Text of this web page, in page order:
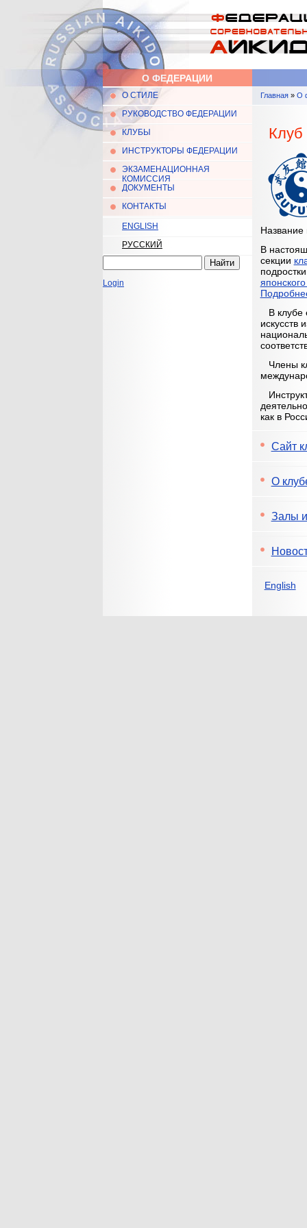
Главное меню
О ФЕДЕРАЦИИ
О СТИЛЕ
РУКОВОДСТВО ФЕДЕРАЦИИ
КЛУБЫ
ИНСТРУКТОРЫ ФЕДЕРАЦИИ
ЭКЗАМЕНАЦИОННАЯ
КОМИССИЯ
ДОКУМЕНТЫ
КОНТАКТЫ
ENGLISH
РУССКИЙ
Форма поиска
Login
ВыГлавная» О
Клуб
Название
В
секции
В клубе
искусств
Члены
как в
Сайт
О
Залы
English